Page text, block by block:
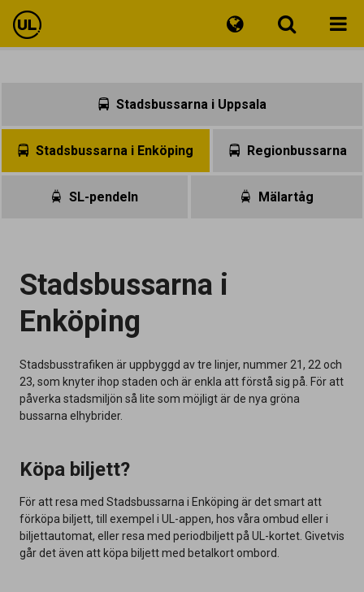
Kundservice
Stadsbussarna i Uppsala
Stadsbussarna i Enköping Regionbussarna
SL-pendeln Mälartåg
Stadsbussarna i
Enköping
Stadsbusstrafiken är uppbyggd av tre linjer, nummer 21, 22 och
23, som knyter ihop staden och är enkla att förstå sig på. För att
påverka stadsmiljön så lite som möjligt är de nya gröna
bussarna elhybrider.
Köpa biljett?
För att resa med Stadsbussarna i Enköping är det smart att
förköpa biljett, till exempel i UL-appen, hos våra ombud eller i
biljettautomat, eller resa med periodbiljett på UL-kortet. Givetvis
går det även att köpa biljett med betalkort ombord.